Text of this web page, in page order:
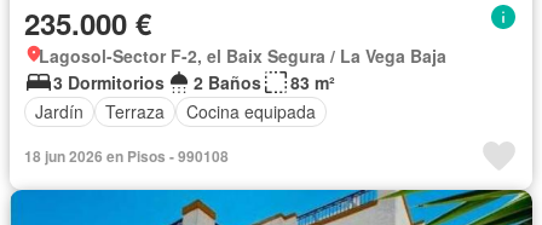
235.000 €
Lagosol-Sector F-2, el Baix Segura / La Vega Baja
3 Dormitorios
2 Baños
83 m²
Jardín
Terraza Cocina equipada
18 jun 2026 en Pisos - 990108